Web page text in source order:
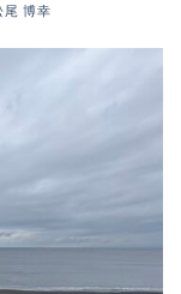
尾 博幸